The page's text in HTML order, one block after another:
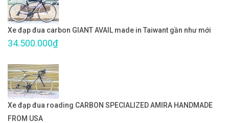
Xe đạp đua carbon GIANT AVAIL made in Taiwant gần như mới
34.500.000₫
Xe đạp đua roading CARBON SPECIALIZED AMIRA HANDMADE
FROM USA